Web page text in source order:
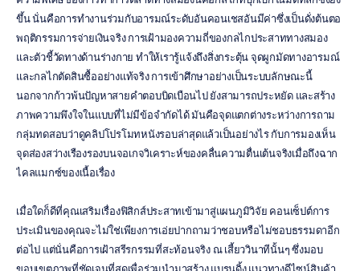
ขึ้น นั่นคือการทำงานร่วมกับอารมณ์ระดับอันคอนเชสอันมีค่าซึ่งเป็นดั่งต้นตอ
พฤติกรรมการจ่ายเงินจริง การเฝ้ามองความถี่ของกลไกประสาททางสมอง
และตัวชี้วัดทางด้านร่างกาย ทำให้เรารู้แจ้งถึงสิ่งกระตุ้น จุดผูกมัดทางอารมณ์
และกลไกตัดสินซื้ออย่างแท้จริง การเข้าศึกษาอย่างเป็นระบบลักษณะนี้
นอกจากก้าวพ้นปัญหาสายคำตอบบิดเบือนไป ยังสามารถประหยัด และสร้าง
ภาพความพึงใจในแบบที่ไม่มีข้อจำกัดได้ มันคือจุดแตกต่างระหว่างการถาม
กลุ่มทดสอบว่าดูคลิปโปรโมทหนังรอบล่าสุดแล้วเป็นอย่างไร กับการมองเห็น
จุดส่องสว่างเรืองรองบนจอเกจวิเคราะห์ของคลื่นความตื่นเต้นจริงเมื่อถึงฉาก
ไคลแมกซ์ของเนื้อเรื่อง
เมื่อใดก็ดีที่คุณเสริมเรื่องฟิสิกส์ประสาทเข้ามาสู่แผนภูมิวิจัย คอนเซ็ปต์การ
ประเมินของคุณจะไม่ใช่เพียงการเอ่ยปากถามว่าชอบหรือไม่ชอบธรรมดาอีก
ต่อไป แต่นั่นคือการเฝ้าสรีรกรรมที่สะท้อนจริง ณ เสี้ยววินาทีนั้นๆ ซึ่งมอบ